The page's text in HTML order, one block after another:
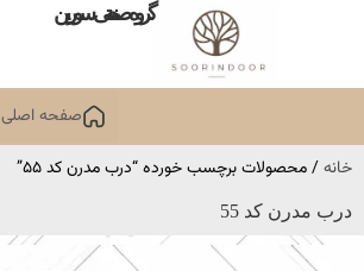
گروه صنعتی سورین
صفحه اصلی
خانه/ محصولات برچسب خورده “درب مدرن کد 55”
درب مدرن کد 55